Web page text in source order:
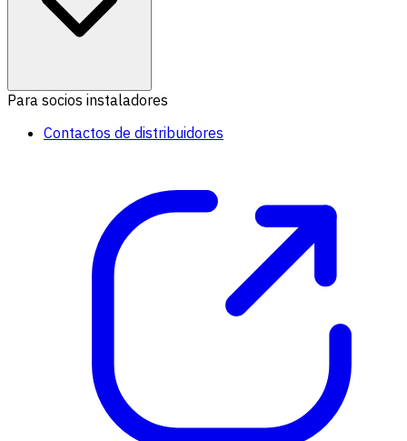
Para socios instaladores
Contactos de distribuidores